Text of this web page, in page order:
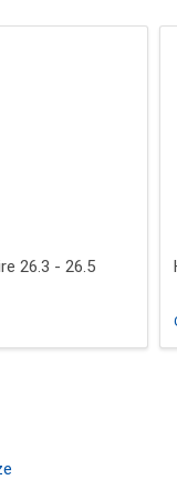
26.3 - 26.5
New - Mindbreeze